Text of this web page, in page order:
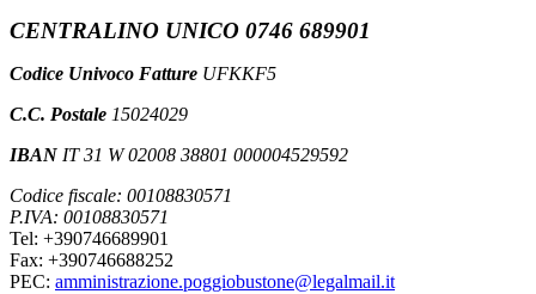
CENTRALINO UNICO 0746 689901
Codice Univoco Fatture UFKKF5
C.C. Postale 15024029
IBAN IT 31 W 02008 38801 000004529592
Codice fiscale: 00108830571
P.IVA: 00108830571
Tel: +390746689901
Fax: +390746688252
PEC: amministrazione.poggiobustone@legalmail.it